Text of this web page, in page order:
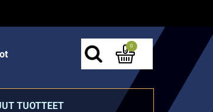
0
TUOTTEET